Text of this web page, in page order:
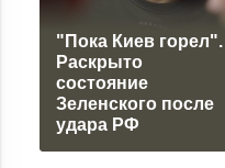
"Пока Киев горел".
Раскрыто
состояние
Зеленского после
удара РФ